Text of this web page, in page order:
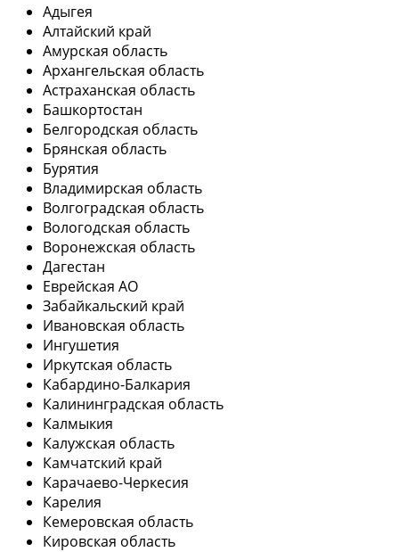
Адыгея
Алтайский край
Амурская область
Архангельская область
Астраханская область
Башкортостан
Белгородская область
Брянская область
Бурятия
Владимирская область
Волгоградская область
Вологодская область
Воронежская область
Дагестан
Еврейская АО
Забайкальский край
Ивановская область
Ингушетия
Иркутская область
Кабардино-Балкария
Калининградская область
Калмыкия
Калужская область
Камчатский край
Карачаево-Черкесия
Карелия
Кемеровская область
Кировская область